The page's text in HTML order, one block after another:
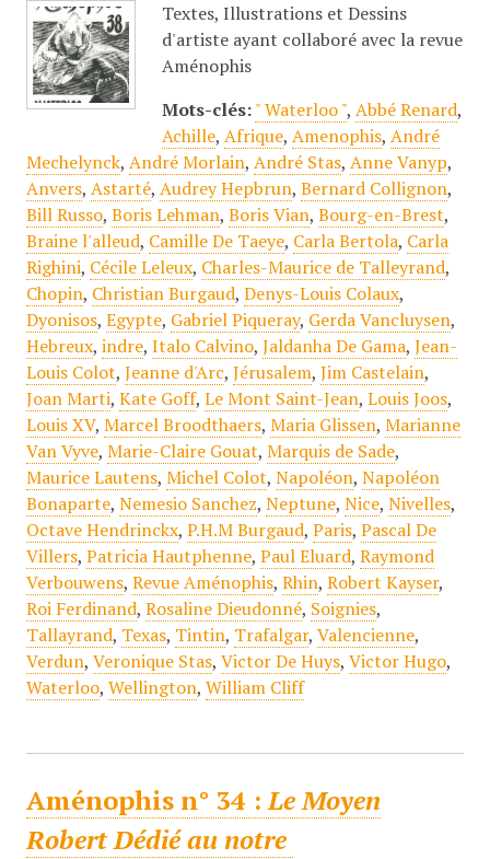
Textes, Illustrations et Dessins
d'artiste ayant collaboré avec la revue
Aménophis
Mots-clés: " Waterloo ", Abbé Renard,
Achille, Afrique, Amenophis, André
Mechelynck, André Morlain, André Stas, Anne Vanyp,
Anvers, Astarté, Audrey Hepbrun, Bernard Collignon,
Bill Russo, Boris Lehman, Boris Vian, Bourg-en-Brest,
Braine l'alleud, Camille De Taeye, Carla Bertola, Carla
Righini, Cécile Leleux, Charles-Maurice de Talleyrand,
Chopin, Christian Burgaud, Denys-Louis Colaux,
Dyonisos, Egypte, Gabriel Piqueray, Gerda Vancluysen,
Hebreux, indre, Italo Calvino, Jaldanha De Gama, Jean-
Louis Colot, Jeanne d'Arc, Jérusalem, Jim Castelain,
Joan Marti, Kate Goff, Le Mont Saint-Jean, Louis Joos,
Louis XV, Marcel Broodthaers, Maria Glissen, Marianne
Van Vyve, Marie-Claire Gouat, Marquis de Sade,
Maurice Lautens, Michel Colot, Napoléon, Napoléon
Bonaparte, Nemesio Sanchez, Neptune, Nice, Nivelles,
Octave Hendrinckx, P.H.M Burgaud, Paris, Pascal De
Villers, Patricia Hautphenne, Paul Eluard, Raymond
Verbouwens, Revue Aménophis, Rhin, Robert Kayser,
Roi Ferdinand, Rosaline Dieudonné, Soignies,
Tallayrand, Texas, Tintin, Trafalgar, Valencienne,
Verdun, Veronique Stas, Victor De Huys, Victor Hugo,
Waterloo, Wellington, William Cliff
Aménophis n° 34 :Le Moyen
Robert Dédié au notre